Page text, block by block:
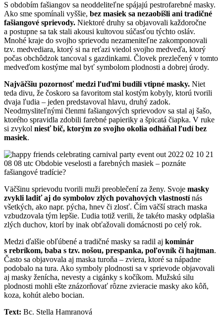
S obdobím fašiangov sa neoddeliteľne spájajú pestrofarebné masky.
Ako sme spomínali vyššie, bez masiek sa nezaobišli ani tradičné
fašiangové sprievody. Niektoré druhy sa objavovali každoročne
a postupne sa tak stali akousi kultovou súčasťou týchto osláv.
Mnohé kraje do svojho sprievodu nezameniteľne zakomponovali
tzv. medvediara, ktorý si na reťazi viedol svojho medveďa, ktorý
počas obchôdzok tancoval s gazdinkami. Človek prezlečený v tomto
medveďom kostýme mal byť symbolom plodnosti a dobrej úrody.
Najväčšiu pozornosť medzi ľuďmi budili vtipné masky. Niet
teda divu, že čoskoro sa favoritom stal kostým kobyly, ktorú tvorili
dvaja ľudia – jeden predstavoval hlavu, druhý zadok.
Neodmysliteľnými členmi fašiangových sprievodov sa stal aj šašo,
ktorého spravidla zdobili farebné papieriky a špicatá čiapka. V ruke
si zvykol niesť bič, ktorým zo svojho okolia odháňal ľudí bez
masiek.
Väčšinu sprievodu tvorili muži preoblečení za ženy. Svoje masky
zvykli ladiť aj do symbolov zlých povahových vlastnostínás
všetkých, ako napr. pýcha, hnev či zlosť. Čím väčší strach maska
vzbudzovala tým lepšie. Ľudia totiž verili, že takéto masky odplašia
zlých duchov, ktorí by inak obťažovali domácnosti po celý rok.
Medzi ďalšie obľúbené a tradičné masky sa radil aj kominár
s rebríkom, baba s tzv. nošou, prespanka, poľovník či hajtman.
Často sa objavovala aj maska turoňa – zviera, ktoré sa nápadne
podobalo na tura. Ako symboly plodnosti sa v sprievode objavovali
aj masky ženícha, nevesty a cigánky s kočíkom. Mužskú silu
plodnosti mohli ešte znázorňovať rôzne zvieracie masky ako kôň,
koza, kohút alebo bocian.
Text: Bc. Stella Hamranová